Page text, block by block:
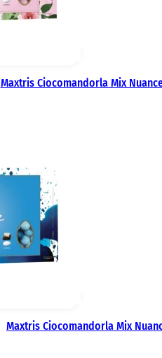
Maxtris Ciocomandorla Mix
Maxtris Ciocomandorla Mix